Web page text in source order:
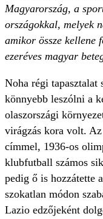
Magyarország, a
országokkal, melyek
amikor össze kellene
ezeréves magyar
Noha régi
könnyebb leszólni a
olaszországi
virágzás kora volt.
címmel, 1936-os
klubfutball számos
pedig ő is hozzátette
szokatlan módon
Lazio edzőjeként